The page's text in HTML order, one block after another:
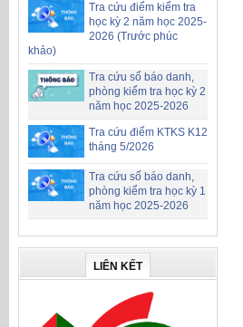
Tra cứu điểm kiểm tra
học kỳ 2 năm học 2025-
2026 (Trước phúc
khảo)
Tra cứu số báo danh,
phòng kiểm tra học kỳ 2
năm học 2025-2026
Tra cứu điểm KTKS K12
tháng 5/2026
Tra cứu số báo danh,
phòng kiểm tra học kỳ 1
năm học 2025-2026
LIÊN KẾT